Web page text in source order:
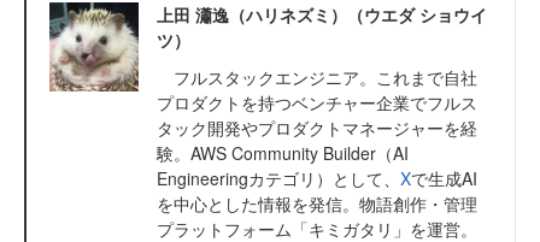
上田 瀟逸（ハリネズミ）（ウエダ ショウイ
ツ）
フルスタックエンジニア。これまで自社
プロダクトを持つベンチャー企業でフルス
タック開発やプロダクトマネージャーを経
験。AWS Community Builder（AI
Engineeringカテゴリ）として、 Xで生成AI
を中心とした情報を発信。物語創作・管理
プラットフォーム「キミガタリ」を運営。